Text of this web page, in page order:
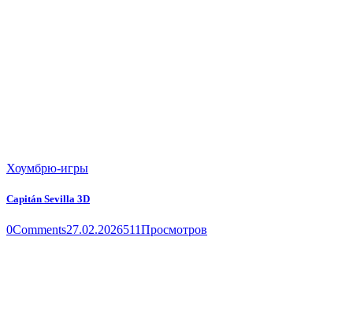
Хоумбрю-игры
Capitán Sevilla 3D
0Comments27.02.2026511Просмотров